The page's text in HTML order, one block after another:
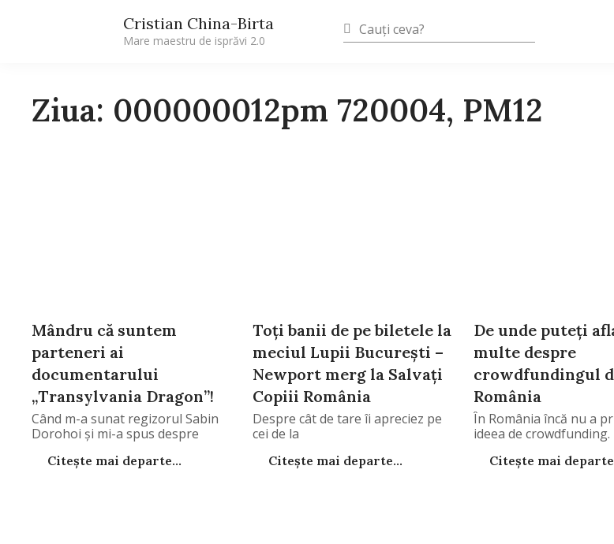
Cristian China-Birta
Mare maestru de isprăvi 2.0
Ziua: 000000012pm 720004, PM12
Mândru că suntem
parteneri ai
documentarului
„Transylvania Dragon”!
Când m-a sunat regizorul Sabin
Dorohoi şi mi-a spus despre
Citește mai departe...
Toţi banii de pe biletele la
meciul Lupii Bucureşti –
Newport merg la Salvaţi
Copiii România
Despre cât de tare îi apreciez pe
cei de la
Citește mai departe...
De unde puteţi
multe despre
crowdfundingul
România
În România încă nu a
ideea de crowdfunding.
Citește mai